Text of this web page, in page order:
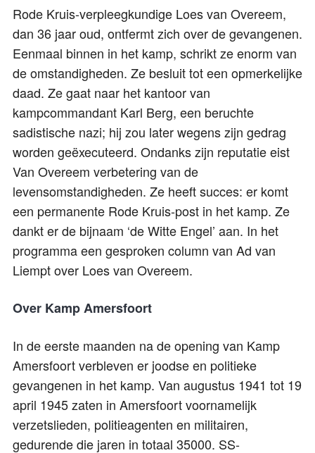
Rode Kruis-verpleegkundige Loes van Overeem,
dan 36 jaar oud, ontfermt zich over de gevangenen.
Eenmaal binnen in het kamp, schrikt ze enorm van
de omstandigheden. Ze besluit tot een opmerkelijke
daad. Ze gaat naar het kantoor van
kampcommandant Karl Berg, een beruchte
sadistische nazi; hij zou later wegens zijn gedrag
worden geëxecuteerd. Ondanks zijn reputatie eist
Van Overeem verbetering van de
levensomstandigheden. Ze heeft succes: er komt
een permanente Rode Kruis-post in het kamp. Ze
dankt er de bijnaam ‘de Witte Engel’ aan. In het
programma een gesproken column van Ad van
Liempt over Loes van Overeem.
Over Kamp Amersfoort
In de eerste maanden na de opening van Kamp
Amersfoort verbleven er joodse en politieke
gevangenen in het kamp. Van augustus 1941 tot 19
april 1945 zaten in Amersfoort voornamelijk
verzetslieden, politieagenten en militairen,
gedurende die jaren in totaal 35000. SS-